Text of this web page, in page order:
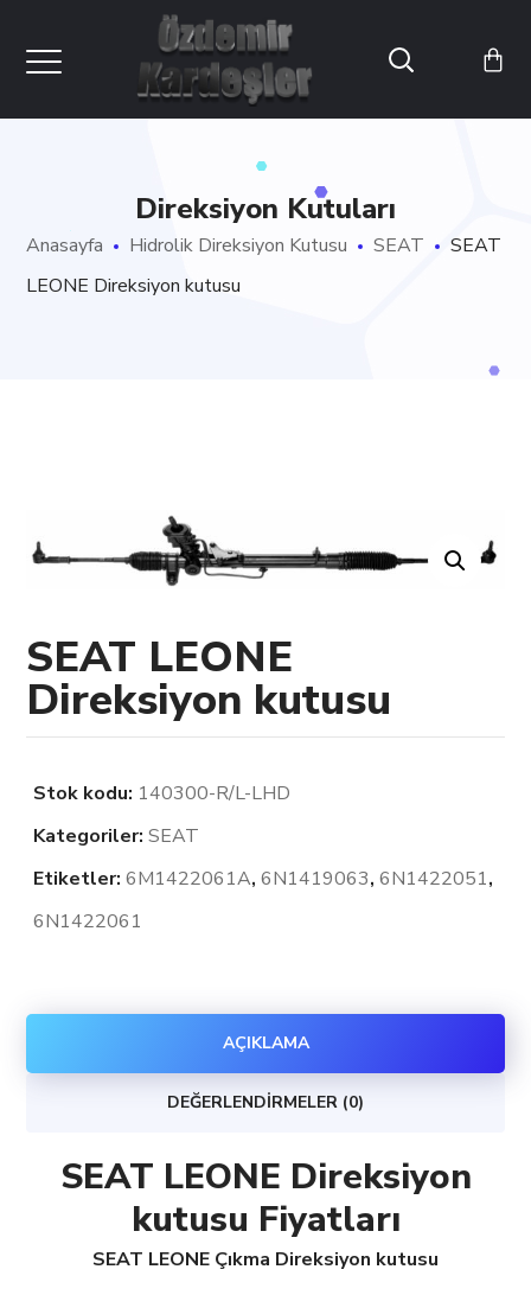
Direksiyon Kutuları
Anasayfa Hidrolik Direksiyon Kutusu SEAT
SEAT
LEONE Direksiyon kutusu
SEAT LEONE
Direksiyon kutusu
Stok kodu: 140300-R/L-LHD
Kategoriler:SEAT
Etiketler:6M1422061A,6N1419063,6N1422051,
6N1422061
AÇIKLAMA
DEĞERLENDIRMELER (0)
SEAT LEONE Direksiyon
kutusu Fiyatları
SEAT LEONE Çıkma Direksiyon kutusu